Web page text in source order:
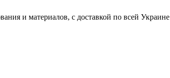
и материалов, c доставкой по всей Украине